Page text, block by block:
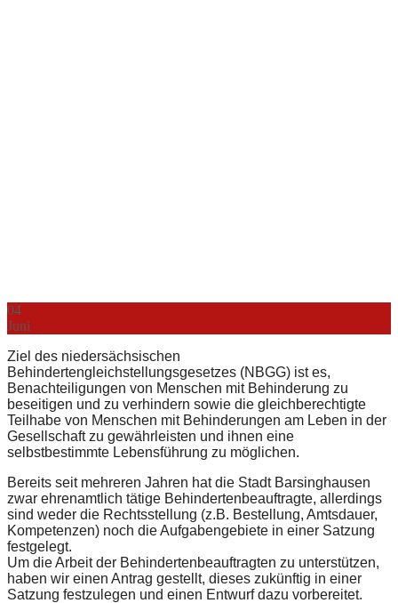
04
Juni
Ziel des niedersächsischen
Behindertengleichstellungsgesetzes (NBGG) ist es,
Benachteiligungen von Menschen mit Behinderung zu
beseitigen und zu verhindern sowie die gleichberechtigte
Teilhabe von Menschen mit Behinderungen am Leben in der
Gesellschaft zu gewährleisten und ihnen eine
selbstbestimmte Lebensführung zu möglichen.
Bereits seit mehreren Jahren hat die Stadt Barsinghausen
zwar ehrenamtlich tätige Behindertenbeauftragte, allerdings
sind weder die Rechtsstellung (z.B. Bestellung, Amtsdauer,
Kompetenzen) noch die Aufgabengebiete in einer Satzung
festgelegt.
Um die Arbeit der Behindertenbeauftragten zu unterstützen,
haben wir einen Antrag gestellt, dieses zukünftig in einer
Satzung festzulegen und einen Entwurf dazu vorbereitet.